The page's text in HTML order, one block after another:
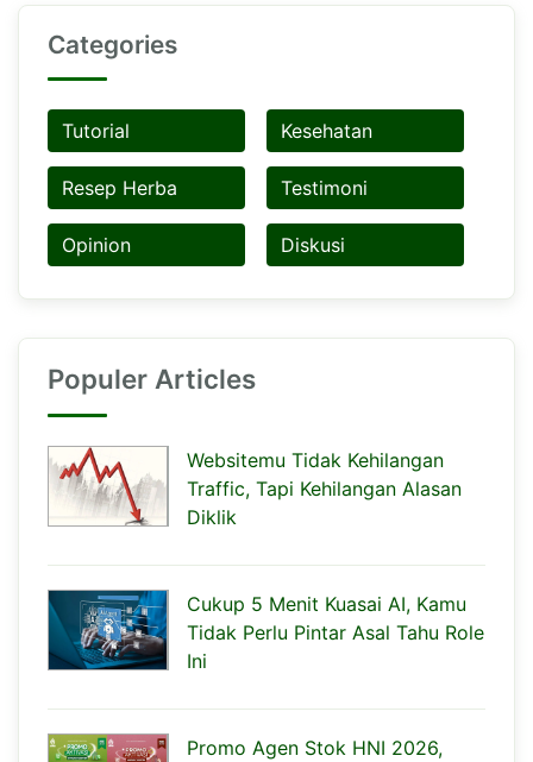
Categories
Tutorial Kesehatan
Resep Herba Testimoni
Opinion Diskusi
Populer Articles
Websitemu Tidak Kehilangan
Traffic, Tapi Kehilangan Alasan
Diklik
Cukup 5 Menit Kuasai AI, Kamu
Tidak Perlu Pintar Asal Tahu Role
Ini
Promo Agen Stok HNI 2026,